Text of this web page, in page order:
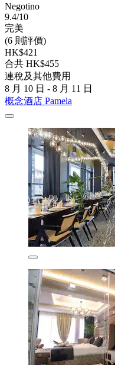
Negotino
9.4/10
完美
(6 則評價)
HK$421
合共 HK$455
連稅及其他費用
8 月 10 日 - 8 月 11 日
概念酒店 Pamela